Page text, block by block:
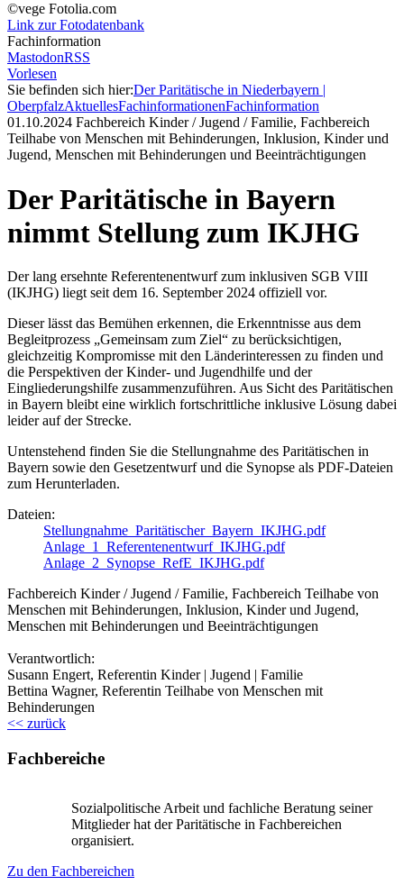
©vege Fotolia.com
Link zur Fotodatenbank
Fachinformation
MastodonRSS
Vorlesen
Sie befinden sich hier:Der Paritätische in Niederbayern |
OberpfalzAktuellesFachinformationenFachinformation
01.10.2024 Fachbereich Kinder / Jugend / Familie, Fachbereich
Teilhabe von Menschen mit Behinderungen, Inklusion, Kinder und
Jugend, Menschen mit Behinderungen und Beeinträchtigungen
Der Paritätische in Bayern
nimmt Stellung zum IKJHG
Der lang ersehnte Referentenentwurf zum inklusiven SGB VIII
(IKJHG) liegt seit dem 16. September 2024 offiziell vor.
Dieser lässt das Bemühen erkennen, die Erkenntnisse aus dem
Begleitprozess „Gemeinsam zum Ziel“ zu berücksichtigen,
gleichzeitig Kompromisse mit den Länderinteressen zu finden und
die Perspektiven der Kinder- und Jugendhilfe und der
Eingliederungshilfe zusammenzuführen. Aus Sicht des Paritätischen
in Bayern bleibt eine wirklich fortschrittliche inklusive Lösung dabei
leider auf der Strecke.
Untenstehend finden Sie die Stellungnahme des Paritätischen in
Bayern sowie den Gesetzentwurf und die Synopse als PDF-Dateien
zum Herunterladen.
Dateien:
Stellungnahme_Paritätischer_Bayern_IKJHG.pdf
Anlage_1_Referentenentwurf_IKJHG.pdf
Anlage_2_Synopse_RefE_IKJHG.pdf
Fachbereich Kinder / Jugend / Familie, Fachbereich Teilhabe von
Menschen mit Behinderungen, Inklusion, Kinder und Jugend,
Menschen mit Behinderungen und Beeinträchtigungen
Verantwortlich:
Susann Engert, Referentin Kinder | Jugend | Familie
Bettina Wagner, Referentin Teilhabe von Menschen mit
Behinderungen
<< zurück
Fachbereiche
Sozialpolitische Arbeit und fachliche Beratung seiner
Mitglieder hat der Paritätische in Fachbereichen
organisiert.
Zu den Fachbereichen